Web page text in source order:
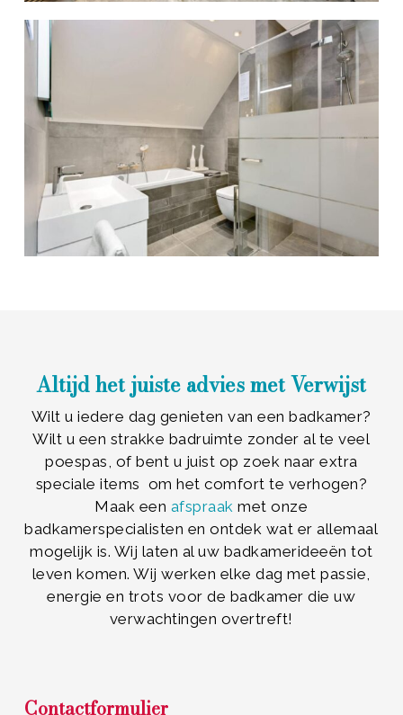
Altijd het juiste advies met Verwijst
Wilt u iedere dag genieten van een badkamer?
Wilt u een strakke badruimte zonder al te veel
poespas, of bent u juist op zoek naar extra
speciale items om het comfort te verhogen?
Maak een afspraak met onze
badkamerspecialisten en ontdek wat er allemaal
mogelijk is. Wij laten al uw badkamerideeën tot
leven komen. Wij werken elke dag met passie,
energie en trots voor de badkamer die uw
verwachtingen overtreft!
Contactformulier